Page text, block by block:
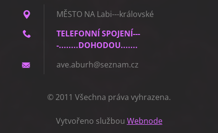
MĚSTO NA Labi---královské
TELEFONNÍ SPOJENÍ---
-........DOHODOU.......
ave.aburh@seznam.cz
© 2011 Všechna práva vyhrazena.
Vytvořeno službou Webnode